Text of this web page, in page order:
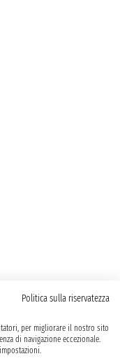
Politica sulla riservatezza
per migliorare il nostro sito
di navigazione eccezionale.